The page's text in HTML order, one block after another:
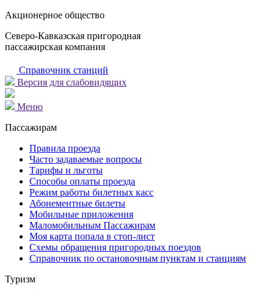
Акционерное общество
Северо-Кавказская пригородная
пассажирская компания
Справочник станций
Версия для слабовидящих
Меню
Пассажирам
Правила проезда
Часто задаваемые вопросы
Тарифы и льготы
Способы оплаты проезда
Режим работы билетных касс
Абонементные билеты
Мобильные приложения
Маломобильным Пассажирам
Моя карта попала в стоп-лист
Cхемы обращения пригородных поездов
Справочник по остановочным пунктам и станциям
Туризм